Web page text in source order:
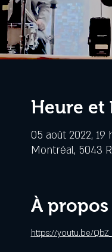
Heure et
05 août 2022, 19
Montréal, 5043
À
https://youtu.be/